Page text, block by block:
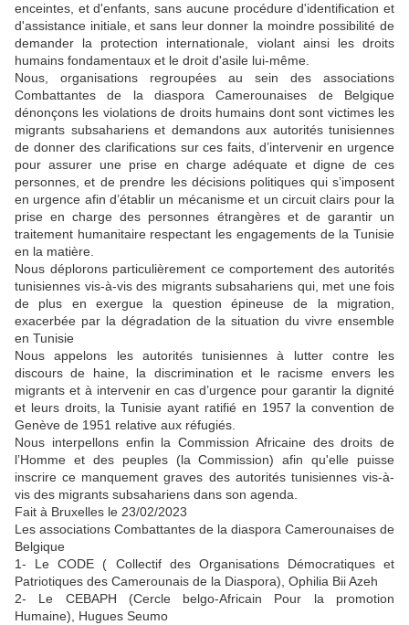
enceintes, et d'enfants, sans aucune procédure d'identification et
d'assistance initiale, et sans leur donner la moindre possibilité de
demander la protection internationale, violant ainsi les droits
humains fondamentaux et le droit d'asile lui-même.
Nous, organisations regroupées au sein des associations
Combattantes de la diaspora Camerounaises de Belgique
dénonçons les violations de droits humains dont sont victimes les
migrants subsahariens et demandons aux autorités tunisiennes
de donner des clarifications sur ces faits, d’intervenir en urgence
pour assurer une prise en charge adéquate et digne de ces
personnes, et de prendre les décisions politiques qui s’imposent
en urgence afin d’établir un mécanisme et un circuit clairs pour la
prise en charge des personnes étrangères et de garantir un
traitement humanitaire respectant les engagements de la Tunisie
en la matière.
Nous déplorons particulièrement ce comportement des autorités
tunisiennes vis-à-vis des migrants subsahariens qui, met une fois
de plus en exergue la question épineuse de la migration,
exacerbée par la dégradation de la situation du vivre ensemble
en Tunisie
Nous appelons les autorités tunisiennes à lutter contre les
discours de haine, la discrimination et le racisme envers les
migrants et à intervenir en cas d’urgence pour garantir la dignité
et leurs droits, la Tunisie ayant ratifié en 1957 la convention de
Genève de 1951 relative aux réfugiés.
Nous interpellons enfin la Commission Africaine des droits de
l’Homme et des peuples (la Commission) afin qu'elle puisse
inscrire ce manquement graves des autorités tunisiennes vis-à-
vis des migrants subsahariens dans son agenda.
Fait à Bruxelles le 23/02/2023
Les associations Combattantes de la diaspora Camerounaises de
Belgique
1- Le CODE ( Collectif des Organisations Démocratiques et
Patriotiques des Camerounais de la Diaspora), Ophilia Bii Azeh
2- Le CEBAPH (Cercle belgo-Africain Pour la promotion
Humaine), Hugues Seumo